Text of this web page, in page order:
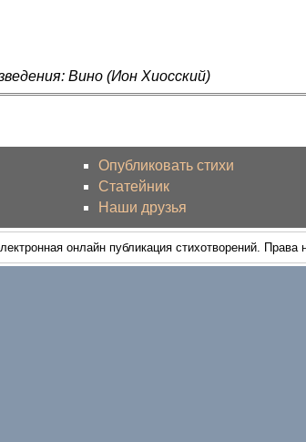
Вино (Ион Хиосский)
Опубликовать стихи
Статейник
Наши друзья
онлайн публикация стихотворений.